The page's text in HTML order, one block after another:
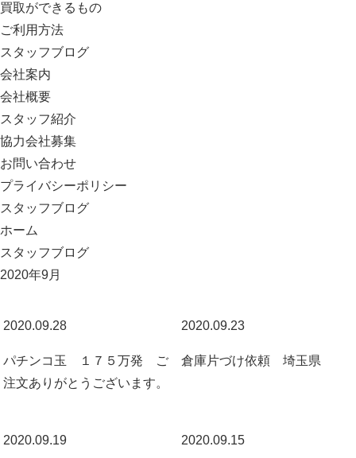
買取ができるもの
ご利用方法
スタッフブログ
会社案内
会社概要
スタッフ紹介
協力会社募集
お問い合わせ
プライバシーポリシー
スタッフブログ
ホーム
スタッフブログ
2020年9月
2020.09.28
パチンコ玉 １７５万発 ご
注文ありがとうございます。
2020.09.23
倉庫片づけ依頼 埼玉県
2020.09.19 2020.09.15